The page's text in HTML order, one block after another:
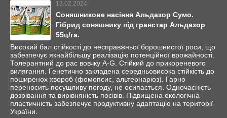
13.02.2024
Соняшникове насіння Альдазор Сумо.
Гібрид соняшнику під гранстар Альдазор
55ц/га.
Високий бал стійкості до несправжньої борошнистої роси, що
забезпечує якнайбільшу реалізацію потенційної врожайності.
Толерантний до рас вовчку А-G. Стійкий до прикореневого
вилягання. Генетично закладена середньовисока стійкість до
поширенох хвороб (фомопсис, альтернаріоз). Гарно
переносить посушливу погоду, не осипається. Одночасність
дозрівання та вирівняність посівів. Підвищена екологічна
пластичність забезпечує продуктивну адаптацію на території
України.